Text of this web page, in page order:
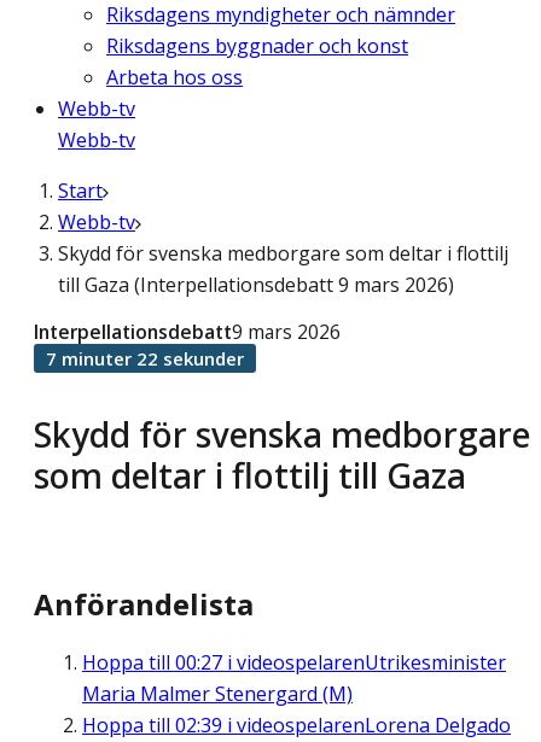
Riksdagens myndigheter och nämnder
Riksdagens byggnader och konst
Arbeta hos oss
Webb-tv
Webb-tv
Start
Webb-tv
Skydd för svenska medborgare som deltar i flottilj
till Gaza (Interpellationsdebatt 9 mars 2026)
Skydd för svenska medborgare
som deltar i flottilj till Gaza
Interpellationsdebatt9 mars 2026
7 minuter 22 sekunder
Anförandelista
Hoppa till 00:27 i videospelarenUtrikesminister
Maria Malmer Stenergard (M)
Hoppa till 02:39 i videospelarenLorena Delgado